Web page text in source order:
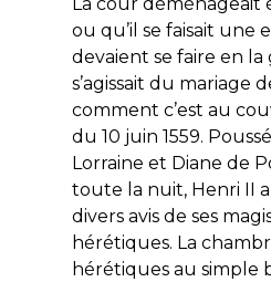
La cour déménageait
ou qu’il se faisait une
devaient se faire en la
s’agissait du mariage
comment c’est au
du 10 juin 1559.
Lorraine et Diane de
toute la nuit, Henri II a
divers avis de ses
hérétiques. La
hérétiques au simple